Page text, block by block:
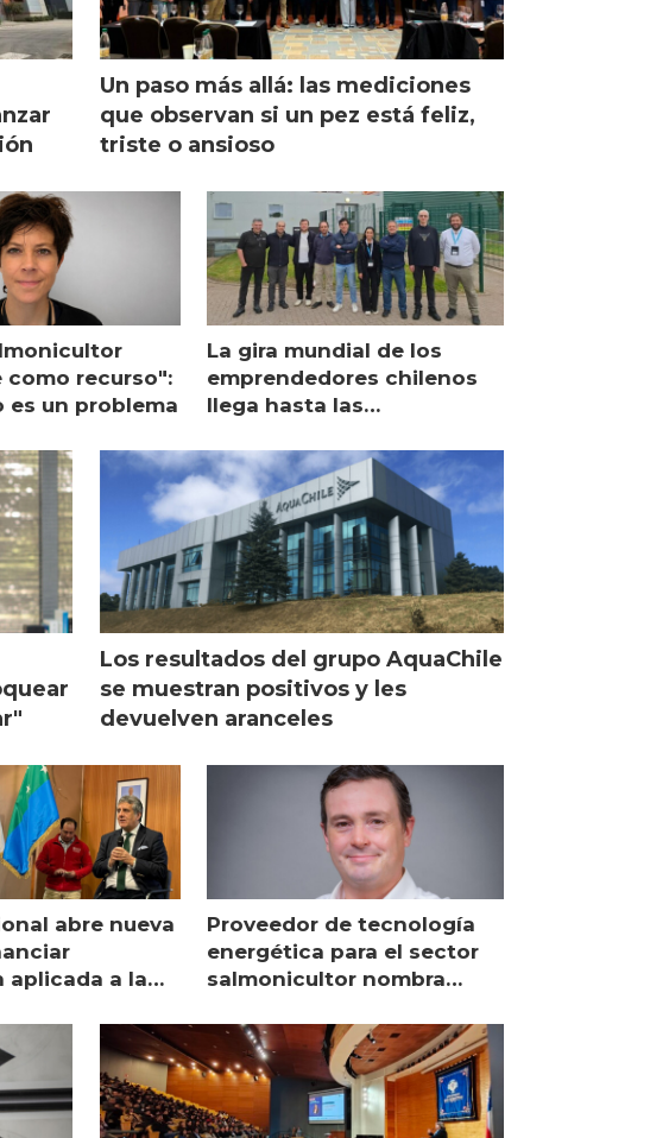
Un paso más allá: las mediciones
que observan si un pez está feliz,
triste o ansioso
como recurso":
es un problema
La gira mundial de los
emprendedores chilenos
llega hasta las
Escocia
Los resultados del grupo AquaChile
se muestran positivos y les
devuelven aranceles
abre nueva
aplicada a la
Proveedor de tecnología
energética para el sector
salmonicultor nombra